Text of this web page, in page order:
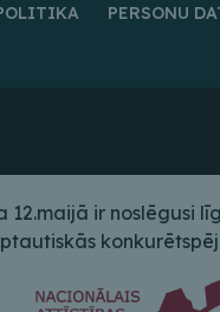
PERSONU
ir noslēgusi